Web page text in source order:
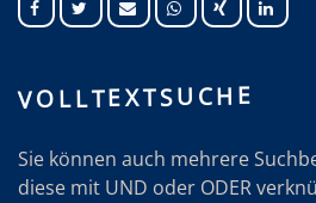
VOLLTEXTSUCHE
Sie können auch mehrere
diese mit UND oder ODER